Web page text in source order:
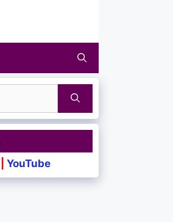
YouTube